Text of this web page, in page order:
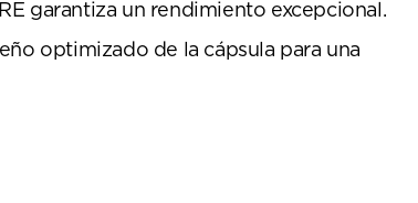
garantiza un rendimiento excepcional.
optimizado de la cápsula para una